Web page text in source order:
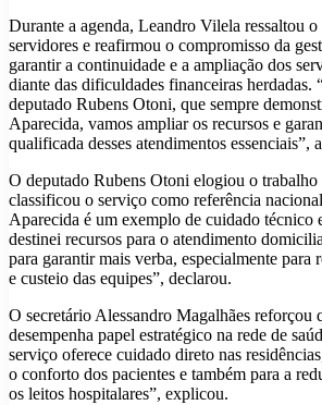
Durante a agenda, Leandro Vilela ressaltou o
servidores e reafirmou o compromisso da
garantir a continuidade e a ampliação dos
diante das dificuldades financeiras herdadas.
deputado Rubens Otoni, que sempre
Aparecida, vamos ampliar os recursos e
qualificada desses atendimentos essenciais”,
O deputado Rubens Otoni elogiou o
classificou o serviço como referência
Aparecida é um exemplo de cuidado técnico
destinei recursos para o atendimento
para garantir mais verba, especialmente para
e custeio das equipes”, declarou.
O secretário Alessandro Magalhães reforçou
desempenha papel estratégico na rede de
serviço oferece cuidado direto nas
o conforto dos pacientes e também para a
os leitos hospitalares”, explicou.